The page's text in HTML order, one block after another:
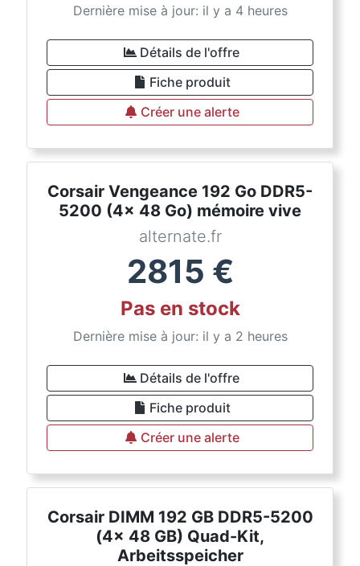
Dernière mise à jour: il y a 4 heures
Détails de l'offre
Fiche produit
Créer une alerte
Corsair Vengeance 192 Go DDR5-
5200 (4x 48 Go) mémoire vive
alternate.fr
2815 €
Pas en stock
Dernière mise à jour: il y a 2 heures
Détails de l'offre
Fiche produit
Créer une alerte
Corsair DIMM 192 GB DDR5-5200
(4x 48 GB) Quad-Kit,
Arbeitsspeicher